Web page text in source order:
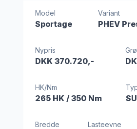
Model
Sportage
Variant
PHEV
Nypris
DKK 370.720,-
HK/Nm
265 HK / 350 Nm
Bredde Lasteevne